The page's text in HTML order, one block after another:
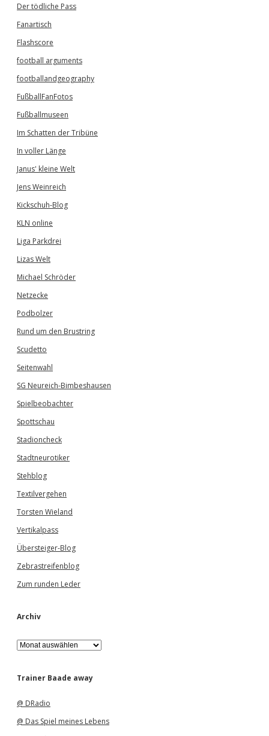
Der tödliche Pass
Fanartisch
Flashscore
football arguments
footballandgeography
FußballFanFotos
Fußballmuseen
Im Schatten der Tribüne
In voller Länge
Janus' kleine Welt
Jens Weinreich
Kickschuh-Blog
KLN online
Liga Parkdrei
Lizas Welt
Michael Schröder
Netzecke
Podbolzer
Rund um den Brustring
Scudetto
Seitenwahl
SG Neureich-Bimbeshausen
Spielbeobachter
Spottschau
Stadioncheck
Stadtneurotiker
Stehblog
Textilvergehen
Torsten Wieland
Vertikalpass
Übersteiger-Blog
Zebrastreifenblog
Zum runden Leder
Archiv
A
r
h
Trainer Baade away
@ DRadio
@ Das Spiel meines Lebens